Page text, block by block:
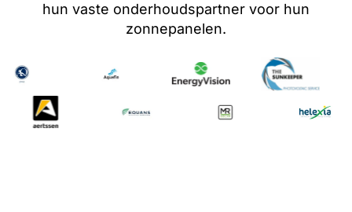
hun vaste onderhoudspartner voor hun
zonnepanelen.